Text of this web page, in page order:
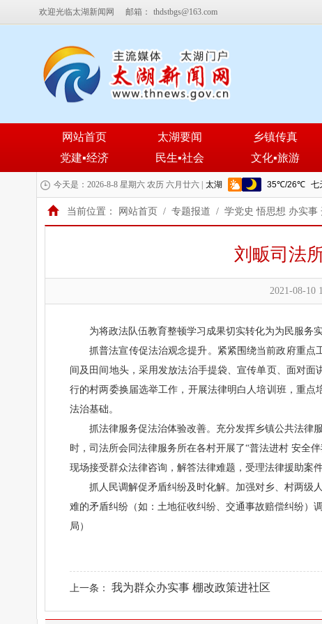
欢迎光临太湖新闻网 邮箱： thdstbgs@163.com
网站首页 太湖要闻 乡镇传真
党建▪经济
民生▪社会 文化▪旅游
今天是：2026-8-8 星期六 农历 六月廿六 |
当前位置： 网站首页 / 专题报道 / 学党史 悟思想 办实事
刘畈司法
2021-08-10
为将政法队伍教育整顿学习成果切实转化为为民服务
抓普法宣传促法治观念提升。紧紧围绕当前政府重
间及田间地头，采用发放法治手提袋、宣传单页、面对
行的村两委换届选举工作，开展法律明白人培训班，重
法治基础。
抓法律服务促法治体验改善。充分发挥乡镇公共法律
时，司法所会同法律服务所在各村开展了“普法进村 安全
现场接受群众法律咨询，解答法律难题，受理法律援助案件
抓人民调解促矛盾纠纷及时化解。加强对乡、村两级
难的矛盾纠纷（如：土地征收纠纷、交通事故赔偿纠纷）
局）
上一条： 我为群众办实事 棚改政策进社区